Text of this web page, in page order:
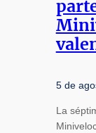
5 de
La